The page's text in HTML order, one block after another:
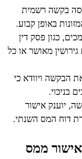
בקשה רשמית
באופן קבוע.
כגון פסק דין
מאושר או כל
הבקשה ויוודא כי
בניכוי.
יוענק אישור
דוח המס השנתי.
ממס